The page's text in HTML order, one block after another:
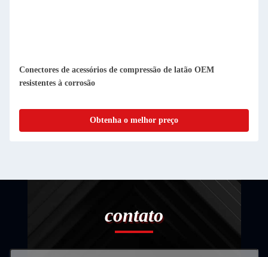
Conectores de acessórios de compressão de latão OEM
resistentes à corrosão
Obtenha o melhor preço
contato